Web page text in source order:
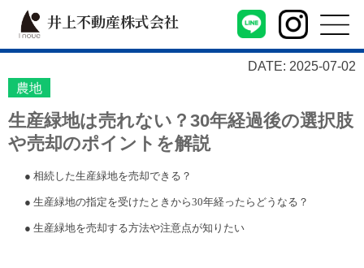
井上不動産株式会社
DATE: 2025-07-02
農地
生産緑地は売れない？30年経過後の選択肢
や売却のポイントを解説
● 相続した生産緑地を売却できる？
● 生産緑地の指定を受けたときから30年経ったらどうなる？
● 生産緑地を売却する方法や注意点が知りたい